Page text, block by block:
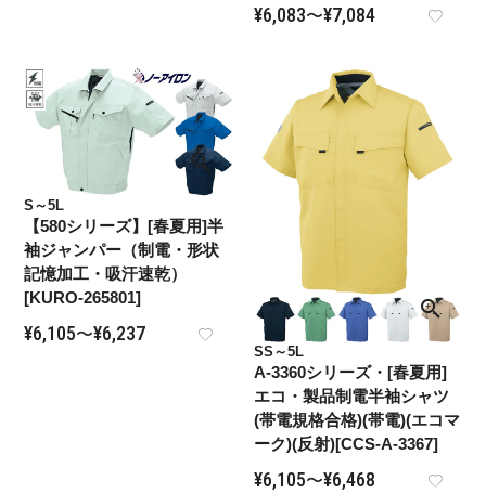
¥6,083〜¥7,084
S～5L
【580シリーズ】[春夏用]半
袖ジャンパー（制電・形状
記憶加工・吸汗速乾）
[KURO-265801]
¥6,105〜¥6,237
SS～5L
A-3360シリーズ・[春夏用]
エコ・製品制電半袖シャツ
(帯電規格合格)(帯電)(エコマ
ーク)(反射)[CCS-A-3367]
¥6,105〜¥6,468